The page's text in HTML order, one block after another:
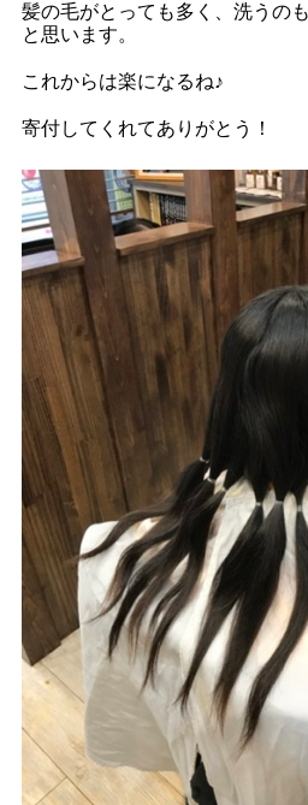
髪の毛がとっても多く、洗うの
と思います。
これからは楽になるね♪
寄付してくれてありがとう！